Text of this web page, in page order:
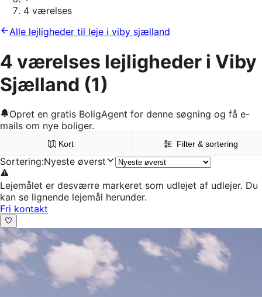
4 værelses
Alle lejligheder til leje i viby sjælland
4 værelses lejligheder i Viby
Sjælland (1)
Opret en gratis BoligAgent for denne søgning og få e-
mails om nye boliger.
Kort Filter & sortering
Sortering:Nyeste øverst
Lejemålet er desværre markeret som udlejet af udlejer. Du
kan se lignende lejemål herunder.
Fri kontakt